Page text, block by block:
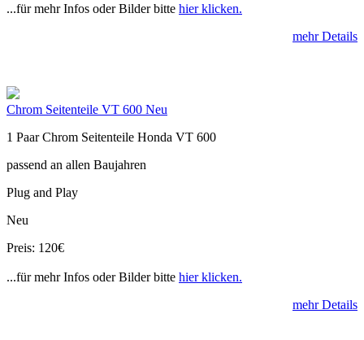
...für mehr Infos oder Bilder bitte hier klicken.
mehr Details
Chrom Seitenteile VT 600 Neu
1 Paar Chrom Seitenteile Honda VT 600
passend an allen Baujahren
Plug and Play
Neu
Preis: 120€
...für mehr Infos oder Bilder bitte hier klicken.
mehr Details